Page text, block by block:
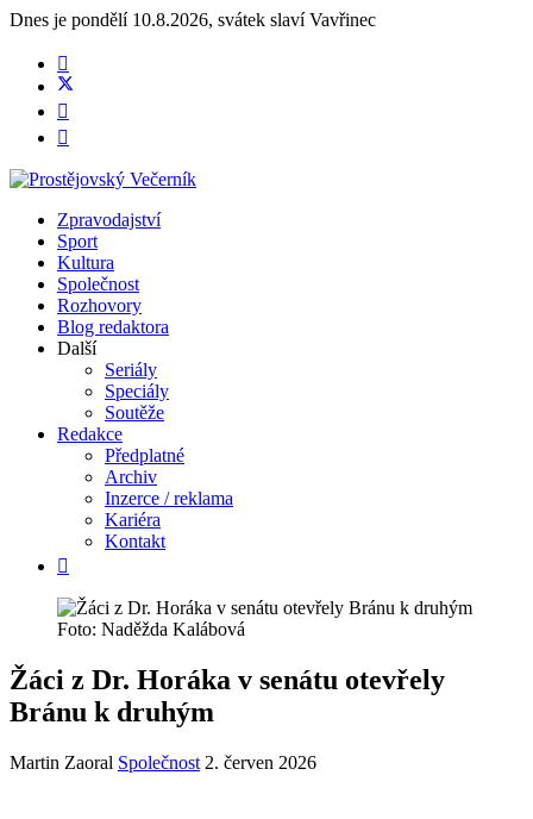
Dnes je pondělí 10.8.2026, svátek slavíVavřinec
Zpravodajství
Sport
Kultura
Společnost
Rozhovory
Blog redaktora
Další
Seriály
Speciály
Soutěže
Redakce
Předplatné
Archiv
Inzerce / reklama
Kariéra
Kontakt
Foto: Naděžda Kalábová
Žáci z Dr. Horáka v senátu otevřely
Bránu k druhým
Martin Zaoral Společnost 2. červen 2026